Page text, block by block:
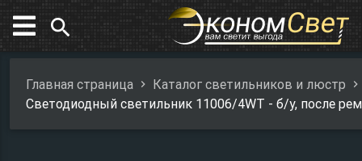
search
Главная страница
Каталог светильников и люстр
Светодиодный светильник 11006/4WT - б/у, после